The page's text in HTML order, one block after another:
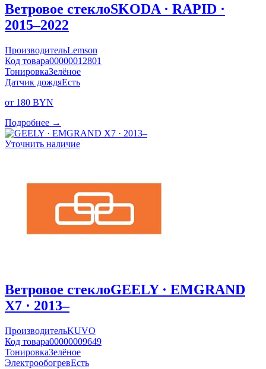
Ветровое стеклоSKODA · RAPID ·
2015–2022
ПроизводительLemson
Код товара00000012801
ТонировкаЗелёное
Датчик дождяЕсть
от 180 BYN
Подробнее →
Уточнить наличие
Ветровое стеклоGEELY · EMGRAND
X7 · 2013–
ПроизводительKUVO
Код товара00000009649
ТонировкаЗелёное
ЭлектрообогревЕсть